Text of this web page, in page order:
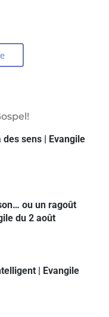
sens | Evangile
ou un ragoût
du 2 août
| Evangile